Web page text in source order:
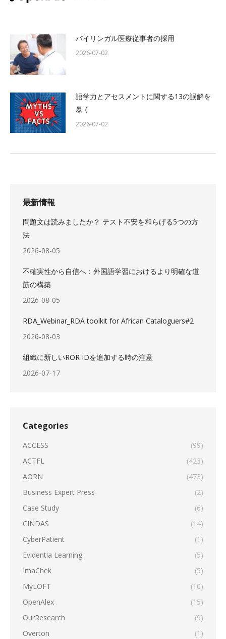
バイリンガル医療従事者の採用
2026-07-02
語学力とアセスメントに関する13の誤解を
暴く
2026-07-02
最新情報
問題文は読みましたか？ テスト不安を和らげる5つの方
法
2026-08-05
不確実性から自信へ：外国語学習におけるより明確な道
筋の構築
2026-08-05
RDA_Webinar_RDA toolkit for African Cataloguers#2
2026-08-03
組織に新しいROR IDを追加する時の注意
2026-07-17
Categories
ACCESS
(99)
ACTFL
(423)
AORN
(473)
Business Expert Press
(2)
Case Study
(6)
CINDAS
(14)
CyberPatient
(1)
Evidentia Learning
(5)
ImaChek
(5)
MyLOFT
(10)
OpenAlex
(15)
OurResearch
(9)
Overton
(1)